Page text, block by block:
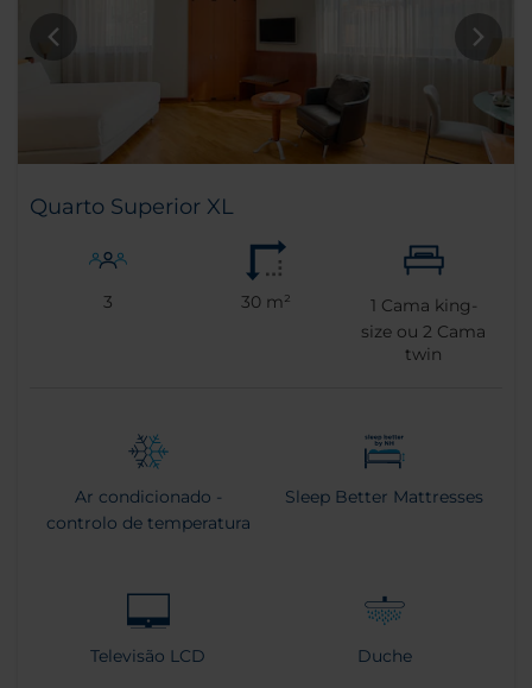
Quarto Superior XL
3 30 m² 1 Cama king-
size ou2 Cama
twin
Ar condicionado -
controlo de temperatura
Sleep Better Mattresses
Televisão LCD Duche